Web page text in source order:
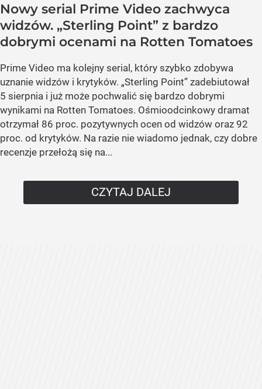
Nowy serial Prime Video zachwyca
widzów. „Sterling Point” z bardzo
dobrymi ocenami na Rotten Tomatoes
Prime Video ma kolejny serial, który szybko zdobywa
uznanie widzów i krytyków. „Sterling Point” zadebiutował
5 sierpnia i już może pochwalić się bardzo dobrymi
wynikami na Rotten Tomatoes. Ośmioodcinkowy dramat
otrzymał 86 proc. pozytywnych ocen od widzów oraz 92
proc. od krytyków. Na razie nie wiadomo jednak, czy dobre
recenzje przełożą się na...
CZYTAJ DALEJ